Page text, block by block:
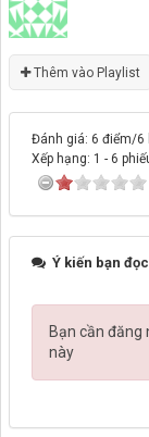
Thêm vào Playlist
Đánh giá: 6 điểm/6
Xếp hạng: 1 - 6
Ý kiến bạn đọc
Bạn cần đăng
này